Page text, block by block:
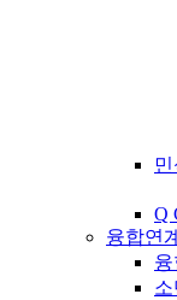
Q
융합연